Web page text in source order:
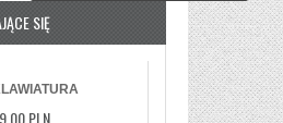
SIĘ
PLN